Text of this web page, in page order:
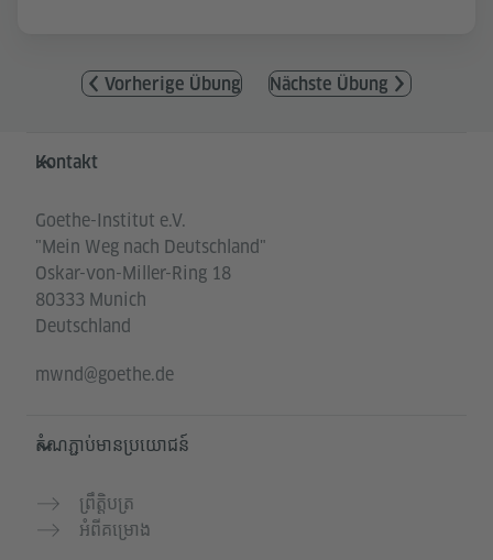
Vorherige Übung Nächste Übung
Service- und Informationsbereich
Kontakt
Goethe-Institut e.V.
"Mein Weg nach Deutschland"
Oskar-von-Miller-Ring 18
80333 Munich
Deutschland
mwnd@goethe.de
តំណភ្ជាប់មានប្រយោជន៍
ព្រឹត្តិបត្រ
អំពីគម្រោង